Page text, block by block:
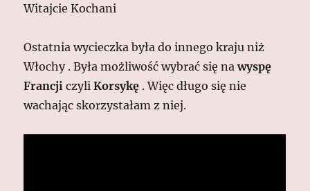
Witajcie Kochani
Ostatnia wycieczka była do innego kraju niż
Włochy . Była możliwość wybrać się nawyspę
Francji czyliKorsykę . Więc długo się nie
wachając skorzystałam z niej.